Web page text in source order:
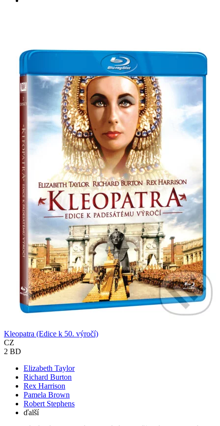
Kleopatra (Edice k 50. výročí)
CZ
2 BD
Elizabeth Taylor
Richard Burton
Rex Harrison
Pamela Brown
Robert Stephens
ďalší